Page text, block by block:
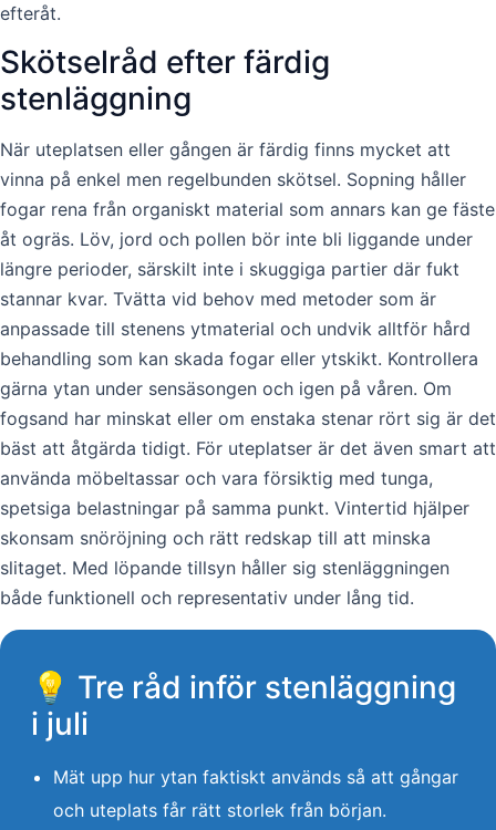
efteråt.
Skötselråd efter färdig
stenläggning
När uteplatsen eller gången är färdig finns mycket att
vinna på enkel men regelbunden skötsel. Sopning håller
fogar rena från organiskt material som annars kan ge fäste
åt ogräs. Löv, jord och pollen bör inte bli liggande under
längre perioder, särskilt inte i skuggiga partier där fukt
stannar kvar. Tvätta vid behov med metoder som är
anpassade till stenens ytmaterial och undvik alltför hård
behandling som kan skada fogar eller ytskikt. Kontrollera
gärna ytan under sensäsongen och igen på våren. Om
fogsand har minskat eller om enstaka stenar rört sig är det
bäst att åtgärda tidigt. För uteplatser är det även smart att
använda möbeltassar och vara försiktig med tunga,
spetsiga belastningar på samma punkt. Vintertid hjälper
skonsam snöröjning och rätt redskap till att minska
slitaget. Med löpande tillsyn håller sig stenläggningen
både funktionell och representativ under lång tid.
💡 Tre råd inför stenläggning
i juli
Mät upp hur ytan faktiskt används så att gångar
och uteplats får rätt storlek från början.